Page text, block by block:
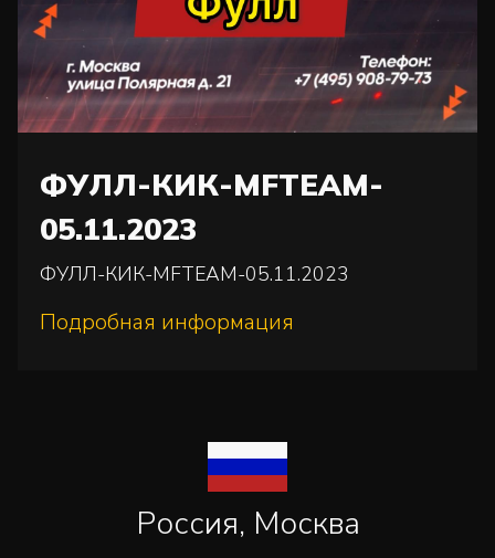
ФУЛЛ-КИК-MFTEAM-
05.11.2023
ФУЛЛ-КИК-MFTEAM-05.11.2023
Подробная информация
Россия, Москва